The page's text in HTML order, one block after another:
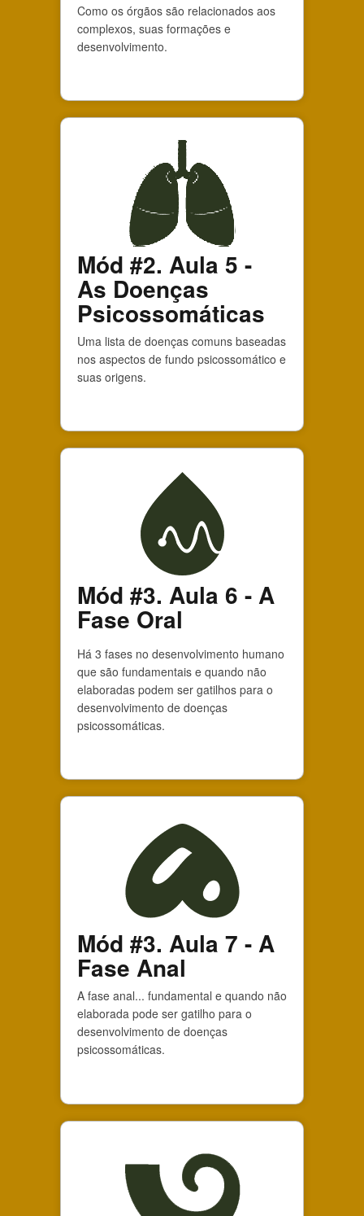
Como os órgãos são relacionados aos
complexos, suas formações e
desenvolvimento.
Mód #2. Aula 5 -
As Doenças
Psicossomáticas
Uma lista de doenças comuns baseadas
nos aspectos de fundo psicossomático e
suas origens.
Mód #3. Aula 6 - A
Fase Oral
Há 3 fases no desenvolvimento humano
que são fundamentais e quando não
elaboradas podem ser gatilhos para o
desenvolvimento de doenças
psicossomáticas.
Mód #3. Aula 7 - A
Fase Anal
A fase anal... fundamental e quando não
elaborada pode ser gatilho para o
desenvolvimento de doenças
psicossomáticas.